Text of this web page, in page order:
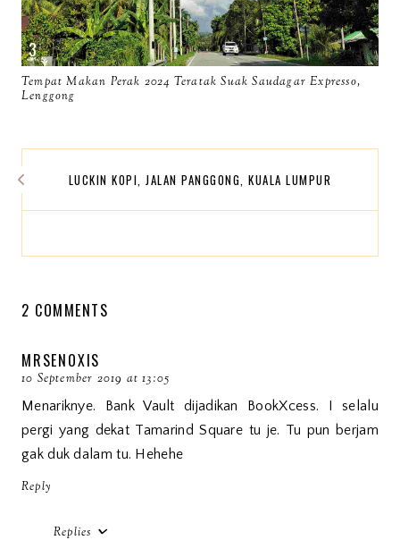
Tempat Makan Perak 2024 Teratak Suak Saudagar Expresso,
Lenggong
LUCKIN KOPI, JALAN PANGGONG, KUALA LUMPUR
2 COMMENTS
MRSENOXIS
10 September 2019 at 13:05
Menariknye. Bank Vault dijadikan BookXcess. I selalu
pergi yang dekat Tamarind Square tu je. Tu pun berjam
gak duk dalam tu. Hehehe
Reply
Replies